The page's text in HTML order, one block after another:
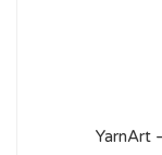
YarnArt